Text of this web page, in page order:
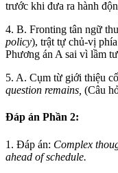
trước khi đưa ra hành
4. B. Fronting tân ngữ
policy), trật tự chủ-vị
Phương án A sai vì lầm
5. A. Cụm từ giới thiệu
question remains, (Câu
Đáp án Phần 2:
1. Đáp án: Complex
ahead of schedule.